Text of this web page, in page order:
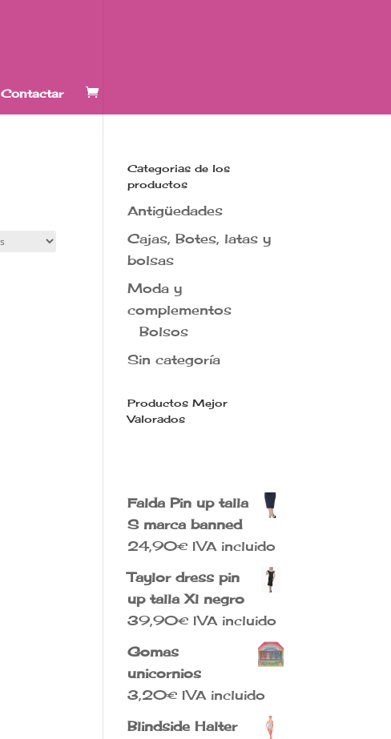
Contactar
Categorias de los
productos
Antigüedades
Cajas, Botes, latas y
bolsas
Moda y
complementos
Bolsos
Sin categoría
Productos Mejor
Valorados
Falda Pin up talla
S marca banned
24,90€ IVA incluido
Taylor dress pin
up talla Xl negro
39,90€ IVA incluido
Gomas
unicornios
3,20€ IVA incluido
Blindside Halter